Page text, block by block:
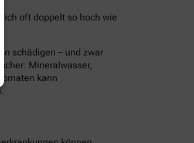
oft doppelt so hoch wie
schädigen – und zwar
Mineralwasser,
kann